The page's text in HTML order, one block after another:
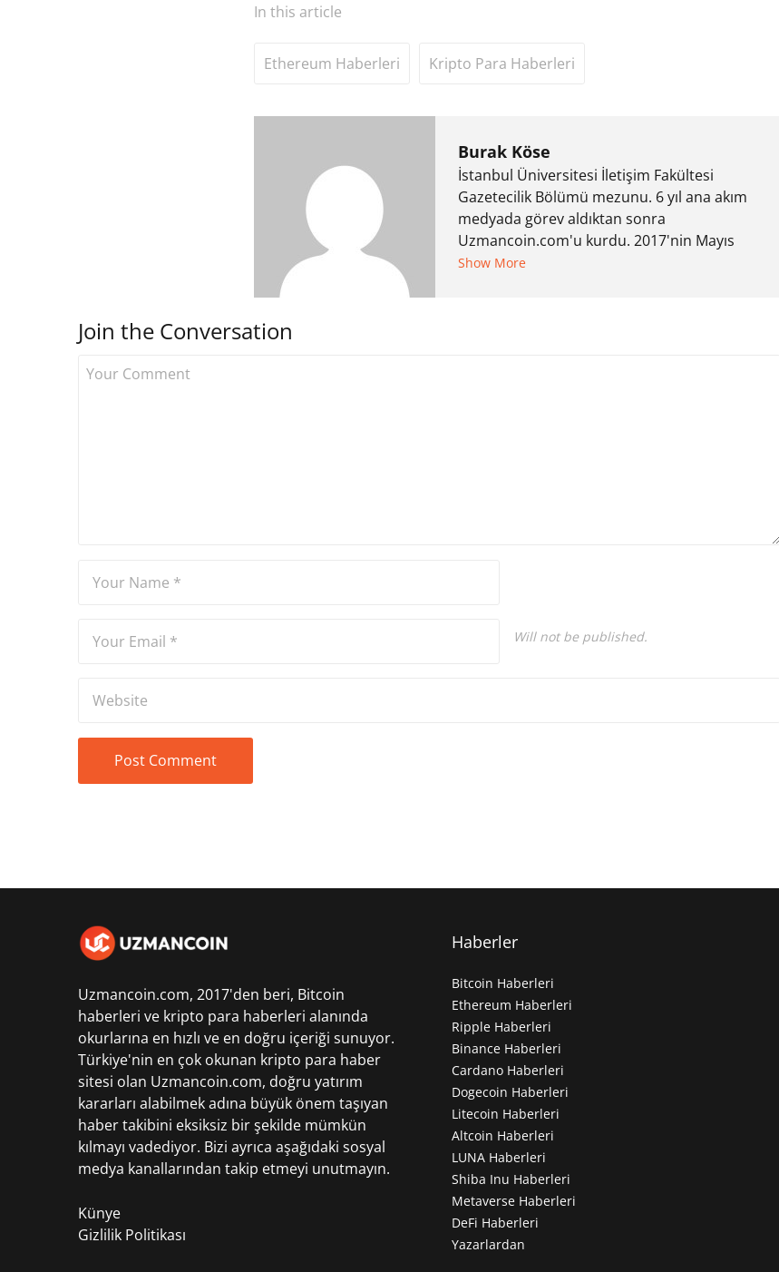
In this article
Ethereum Haberleri Kripto Para Haberleri
Burak Köse
İstanbul Üniversitesi İletişim Fakültesi
Gazetecilik Bölümü mezunu. 6 yıl ana akım
medyada görev aldıktan sonra
Uzmancoin.com'u kurdu. 2017'nin Mayıs
ayından bu yana bilfiil kripto para
Show More
Join the Conversation
Will not be published.
Uzmancoin.com, 2017'den beri, Bitcoin
haberleri ve kripto para haberleri alanında
okurlarına en hızlı ve en doğru içeriği sunuyor.
Türkiye'nin en çok okunan kripto para haber
sitesi olan Uzmancoin.com, doğru yatırım
kararları alabilmek adına büyük önem taşıyan
haber takibini eksiksiz bir şekilde mümkün
kılmayı vadediyor. Bizi ayrıca aşağıdaki sosyal
medya kanallarından takip etmeyi unutmayın.
Künye
Gizlilik Politikası
Haberler
Bitcoin Haberleri
Ethereum Haberleri
Ripple Haberleri
Binance Haberleri
Cardano Haberleri
Dogecoin Haberleri
Litecoin Haberleri
Altcoin Haberleri
LUNA Haberleri
Shiba Inu Haberleri
Metaverse Haberleri
DeFi Haberleri
Yazarlardan